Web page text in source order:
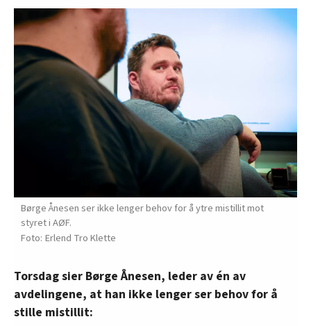
Børge Ånesen ser ikke lenger behov for å ytre mistillit mot
styret i AØF.
Erlend Tro Klette
Torsdag sier Børge Ånesen, leder av én av
avdelingene, at han ikke lenger ser behov for å
stille mistillit: